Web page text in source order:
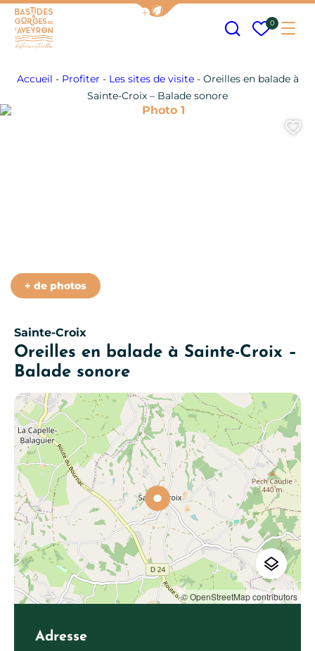
Afficher la barre de navigation
Mes
0
Accueil - Profiter - Les sites de visite- Oreilles en balade à
Sainte-Croix – Balade sonore
Sainte-Croix
Oreilles en balade à Sainte-Croix –
Balade sonore
Photo 1
+ de photos
© OpenStreetMap contributors
Adresse